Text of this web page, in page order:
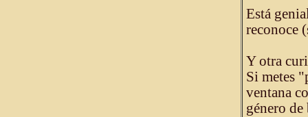
Está
reconoce
Y otra
Si metes
ventana
género de